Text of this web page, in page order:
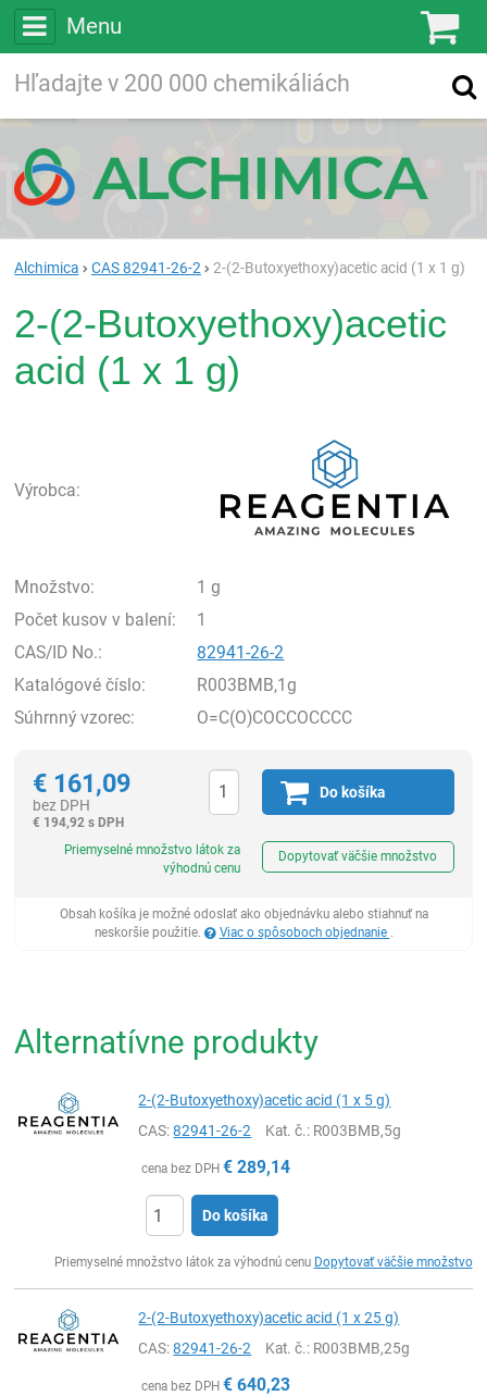
Menu
Vyhľadávanie
Alchimica CAS 82941-26-2 2-(2-Butoxyethoxy)acetic acid (1 x 1 g)
2-(2-Butoxyethoxy)acetic
acid (1 x 1 g)
Výrobca:
Množstvo:
1 g
Počet kusov v balení:
1
CAS/ID No.:
82941-26-2
Katalógové číslo:
R003BMB,1g
Súhrnný vzorec:
O=C(O)COCCOCCCC
€ 161,09
bez DPH
€ 194,92 s DPH
Do košíka
Priemyselné množstvo látok za
výhodnú cenu
Dopytovať väčšie množstvo
Obsah košíka je možné odoslať ako objednávku alebo stiahnuť na
neskoršie použitie.
Viac o spôsoboch objednanie .
Alternatívne produkty
2-(2-Butoxyethoxy)acetic acid (1 x 5 g)
CAS:82941-26-2 Kat. č.: R003BMB,5g
cena bez DPH € 289,14
Do košíka
Priemyselné množstvo látok za výhodnú cenu Dopytovať väčšie množstvo
2-(2-Butoxyethoxy)acetic acid (1 x 25 g)
CAS:82941-26-2 Kat. č.: R003BMB,25g
cena bez DPH € 640,23